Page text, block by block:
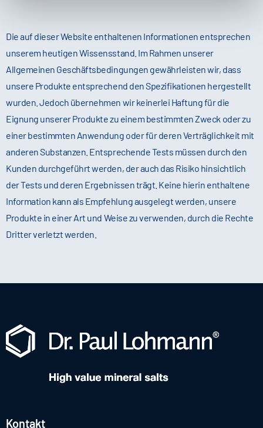
Die auf dieser Website enthaltenen Informationen entsprechen
unserem heutigen Wissensstand. Im Rahmen unserer
Allgemeinen Geschäftsbedingungen gewährleisten wir, dass
unsere Produkte entsprechend den Spezifikationen hergestellt
wurden. Jedoch übernehmen wir keinerlei Haftung für die
Eignung unserer Produkte zu einem bestimmten Zweck oder zu
einer bestimmten Anwendung oder für deren Verträglichkeit mit
anderen Substanzen. Entsprechende Tests müssen durch den
Kunden durchgeführt werden, der auch das Risiko hinsichtlich
der Tests und deren Ergebnissen trägt. Keine hierin enthaltene
Information kann als Empfehlung ausgelegt werden, unsere
Produkte in einer Art und Weise zu verwenden, durch die Rechte
Dritter verletzt werden.
Kontakt